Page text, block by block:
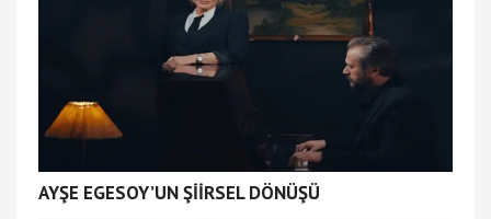
AYŞE EGESOY’UN ŞİİRSEL DÖNÜŞÜ